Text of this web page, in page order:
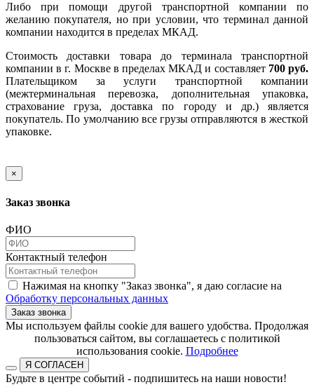
Либо при помощи другой транспортной компании по
желанию покупателя, но при условии, что терминал данной
компании находится в пределах МКАД.
Стоимость доставки товара до терминала транспортной
компании в г. Москве в пределах МКАД и составляет 700 руб.
Плательщиком за услуги транспортной компании
(межтерминальная перевозка, дополнительная упаковка,
страхование груза, доставка по городу и др.) является
покупатель. По умолчанию все грузы отправляются в жесткой
упаковке.
×
Заказ звонка
ФИО
Контактный телефон
Нажимая на кнопку "Заказ звонка", я даю согласие на
Обработку персональных данных
Заказ звонка
​​​​​​​Мы используем файлы cookie для вашего удобства. Продолжая
пользоваться сайтом, вы соглашаетесь с политикой
использования cookie.​​​​​​​ Подробнее
Я СОГЛАСЕН
Будьте в центре событий - подпишитесь на наши новости!